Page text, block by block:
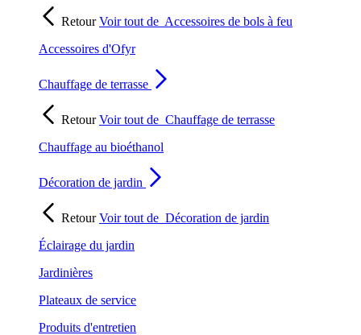
RetourVoir tout de Accessoires de bols à feu
Accessoires d'Ofyr
Chauffage de terrasse
RetourVoir tout de Chauffage de terrasse
Chauffage au bioéthanol
Décoration de jardin
RetourVoir tout de Décoration de jardin
Éclairage du jardin
Jardinières
Plateaux de service
Produits d'entretien